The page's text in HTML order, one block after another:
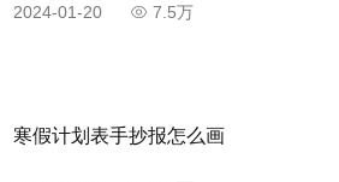
2024-01-20 7.5万
寒假计划表手抄报怎么画